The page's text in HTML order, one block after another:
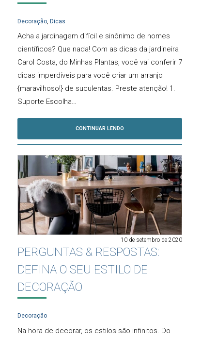
Decoração Dicas
Acha a jardinagem difícil e sinônimo de nomes
científicos? Que nada! Com as dicas da jardineira
Carol Costa, do Minhas Plantas, você vai conferir 7
dicas imperdíveis para você criar um arranjo
{maravilhoso!} de suculentas. Preste atenção! 1.
Suporte Escolha…
CONTINUAR LENDO
10 de setembro de 2020
PERGUNTAS & RESPOSTAS:
DEFINA O SEU ESTILO DE
DECORAÇÃO
Decoração
Na hora de decorar, os estilos são infinitos. Do